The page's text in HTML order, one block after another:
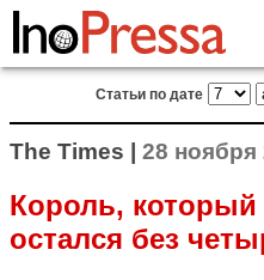
Статьи по дате
The Times | 28 ноября
Король, который
остался без